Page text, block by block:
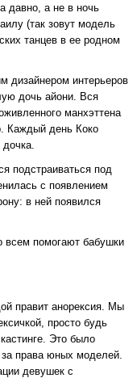
давно, а не в ночь
(так зовут модель
танцев в ее родном
дизайнером интерьеров
дочь айони. Вся
манхэттена
Каждый день Коко
подстраиваться под
с появлением
в ней появился
всем помогают бабушки
правит анорексия. Мы
просто будь
Это было
права юных моделей.
девушек с